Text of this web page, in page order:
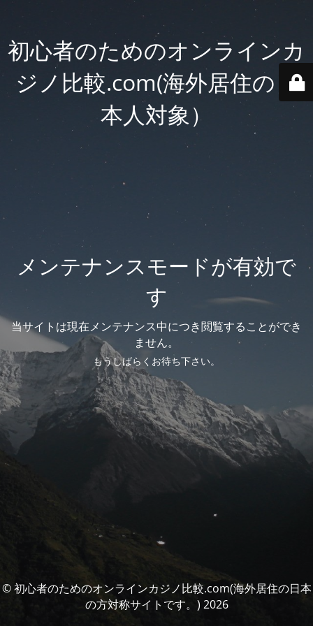
初心者のためのオンラインカ
ジノ比較.com(海外居住の日
本人対象）
メンテナンスモードが有効で
す
当サイトは現在メンテナンス中につき閲覧することができ
ません。
もうしばらくお待ち下さい。
© 初心者のためのオンラインカジノ比較.com(海外居住の日本
の方対称サイトです。) 2026